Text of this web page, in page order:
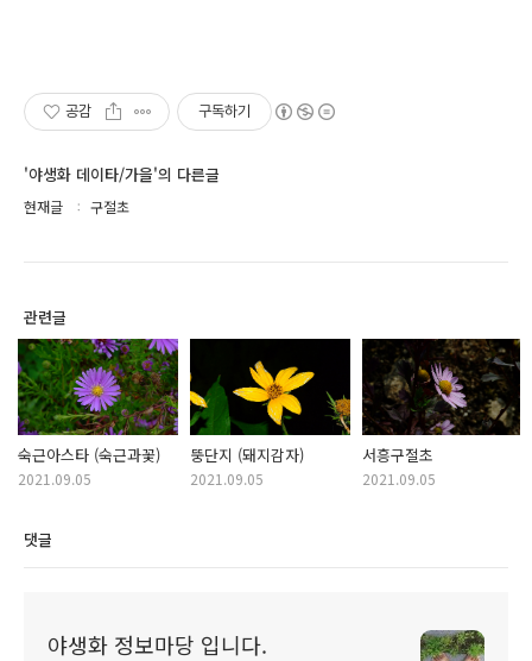
공감 구독하기
'야생화 데이타/가을'의 다른글
현재글 구절초
관련글
숙근아스타 (숙근과꽃)
2021.09.05
뚱단지 (돼지감자)
2021.09.05
서흥구절초
2021.09.05
댓글
야생화 정보마당 입니다.